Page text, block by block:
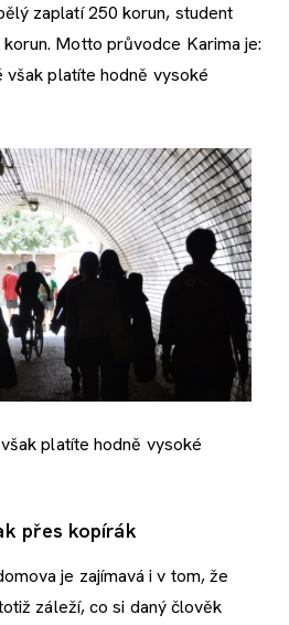
zaplatí 250 korun, student
Motto průvodce Karima je:
však platíte hodně vysoké
platíte hodně vysoké
přes kopírák
je zajímavá i v tom, že
záleží, co si daný člověk